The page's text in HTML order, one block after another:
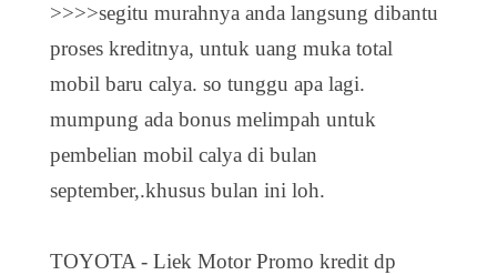
>>>>segitu murahnya anda langsung dibantu
proses kreditnya, untuk uang muka total
mobil baru calya. so tunggu apa lagi.
mumpung ada bonus melimpah untuk
pembelian mobil calya di bulan
september,.khusus bulan ini loh.
TOYOTA - Liek Motor Promo kredit dp